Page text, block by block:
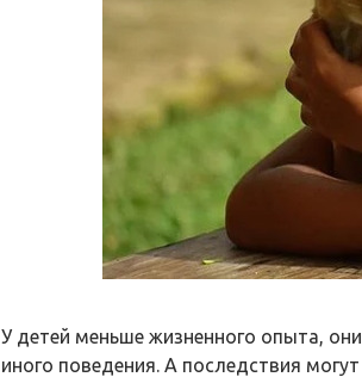
У детей меньше жизненного опыта,
иного поведения. А последствия